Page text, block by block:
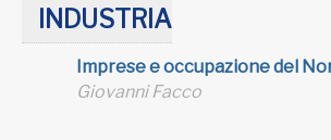
INDUSTRIA
Imprese e occupazione del
Giovanni Facco